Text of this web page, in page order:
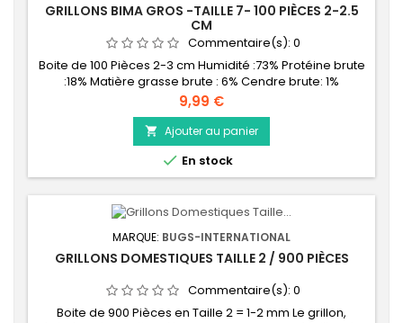
GRILLONS BIMA GROS -TAILLE 7- 100 PIÈCES 2-2.5
CM
Commentaire(s): 0
Boite de 100 Pièces 2-3 cm Humidité :73% Protéine brute
:18% Matière grasse brute : 6% Cendre brute: 1%
Prix
9,99 €
 Ajouter au panier
 En stock
MARQUE: BUGS-INTERNATIONAL
GRILLONS DOMESTIQUES TAILLE 2 / 900 PIÈCES
Commentaire(s): 0
Boite de 900 Pièces en Taille 2 = 1-2 mm Le grillon,